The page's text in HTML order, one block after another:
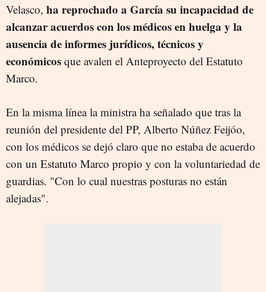
Velasco, ha reprochado a García su incapacidad de
alcanzar acuerdos con los médicos en huelga y la
ausencia de informes jurídicos, técnicos y
económicos que avalen el Anteproyecto del Estatuto
Marco.
En la misma línea la ministra ha señalado que tras la
reunión del presidente del PP, Alberto Núñez Feijóo,
con los médicos se dejó claro que no estaba de acuerdo
con un Estatuto Marco propio y con la voluntariedad de
guardias. "Con lo cual nuestras posturas no están
alejadas".